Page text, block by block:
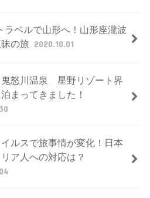
ラベルで山形へ！山形座瀧波
の旅 2020.10.01
鬼怒川温泉 星野リゾート界
まってきました！
ルスで旅事情が変化！日本
ア人への対応は？